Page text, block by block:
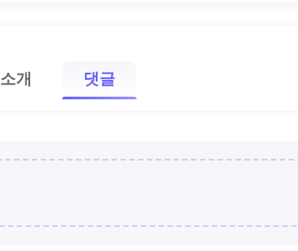
소개 댓글